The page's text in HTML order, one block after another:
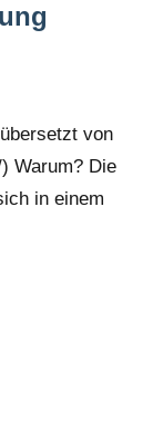
von
Warum? Die
in einem